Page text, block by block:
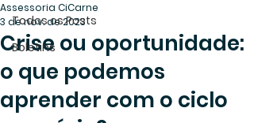
Todos os Posts
Boletins
Crise ou oportunidade:
o que podemos
aprender com o ciclo
Assessoria CiCarne
3 de nov. de 2023